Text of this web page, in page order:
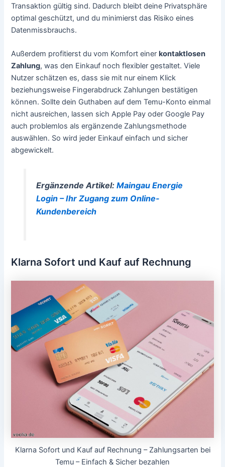
Transaktion gültig sind. Dadurch bleibt deine Privatsphäre
optimal geschützt, und du minimierst das Risiko eines
Datenmissbrauchs.
Außerdem profitierst du vom Komfort einer kontaktlosen
Zahlung, was den Einkauf noch flexibler gestaltet. Viele
Nutzer schätzen es, dass sie mit nur einem Klick
beziehungsweise Fingerabdruck Zahlungen bestätigen
können. Sollte dein Guthaben auf dem Temu-Konto einmal
nicht ausreichen, lassen sich Apple Pay oder Google Pay
auch problemlos als ergänzende Zahlungsmethode
auswählen. So wird jeder Einkauf einfach und sicher
abgewickelt.
Ergänzende Artikel: Maingau Energie
Login – Ihr Zugang zum Online-
Kundenbereich
Klarna Sofort und Kauf auf Rechnung
Klarna Sofort und Kauf auf Rechnung – Zahlungsarten bei
Temu – Einfach & Sicher bezahlen